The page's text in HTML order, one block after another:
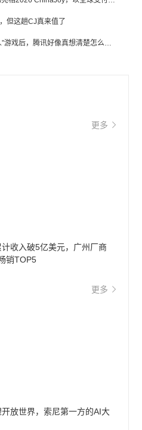
但这趟CJ真来值了
推出多款“神人”游戏后，腾讯好像真想清楚怎么做二次元了
更多
计收入破5亿美元，广州厂商
销TOP5
更多
放世界，索尼第一方的AI大